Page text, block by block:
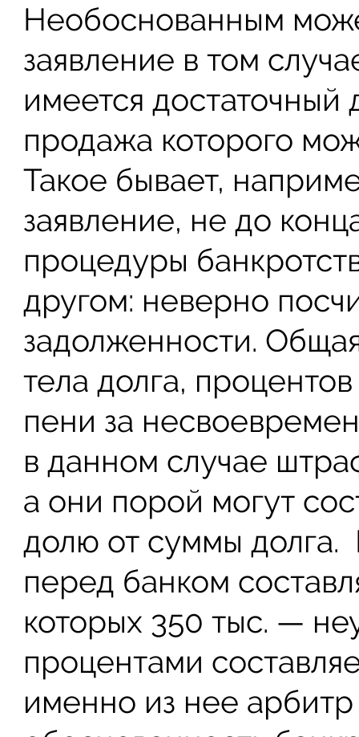
Необоснованным
заявление в том
имеется
продажа которого
Такое бывает,
заявление, не до
процедуры
другом: неверно
задолженности.
тела долга,
пени за
в данном случае
а они порой могут
долю от суммы
перед банком
которых 350 тыс. —
процентами
именно из нее